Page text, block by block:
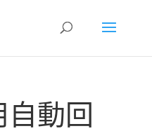
動回